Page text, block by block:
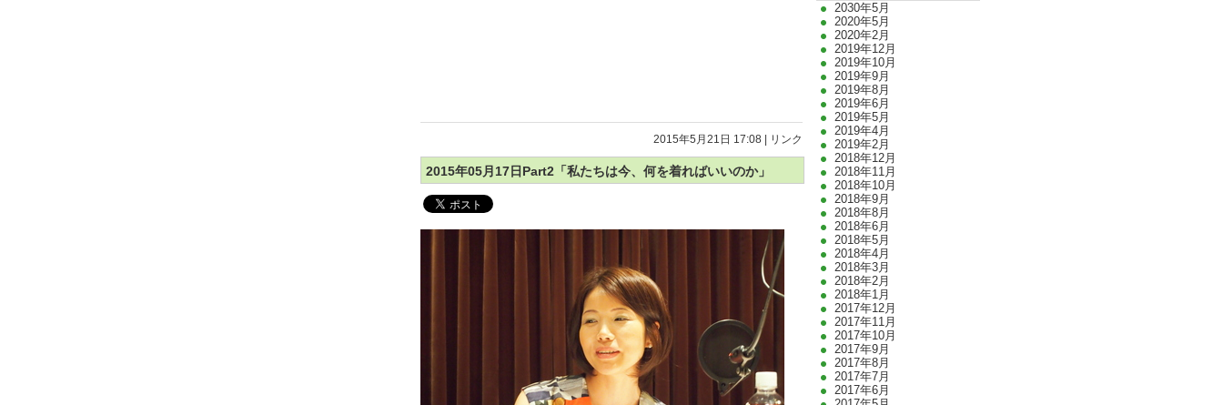
2030年5月
2020年5月
2020年2月
2019年12月
2019年10月
2019年9月
2019年8月
2019年6月
2019年5月
2019年4月
2019年2月
2018年12月
2018年11月
2018年10月
2018年9月
2018年8月
2018年6月
2018年5月
2018年4月
2018年3月
2018年2月
2018年1月
2017年12月
2017年11月
2017年10月
2017年9月
2017年8月
2017年7月
2017年6月
2015年5月21日 17:08 リンク
2015年05月17日Part2「私たちは今、何を着ればいいのか」